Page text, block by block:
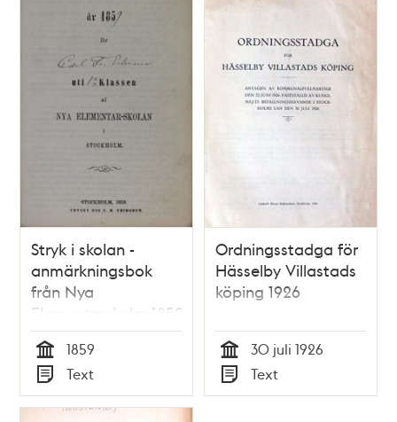
Stryk i skolan -
anmärkningsbok
från Nya
Elementarskolan1859
Tid
1859
Typ
Text
Ordningsstadga för
Hässelby Villastads
köping 1926
Tid
30 juli 1926
Typ
Text